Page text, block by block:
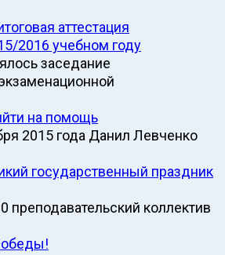
аттестация
2016 учебном году
заседание
на помощь
2015 года Данил Левченко
государственный праздник
преподавательский коллектив